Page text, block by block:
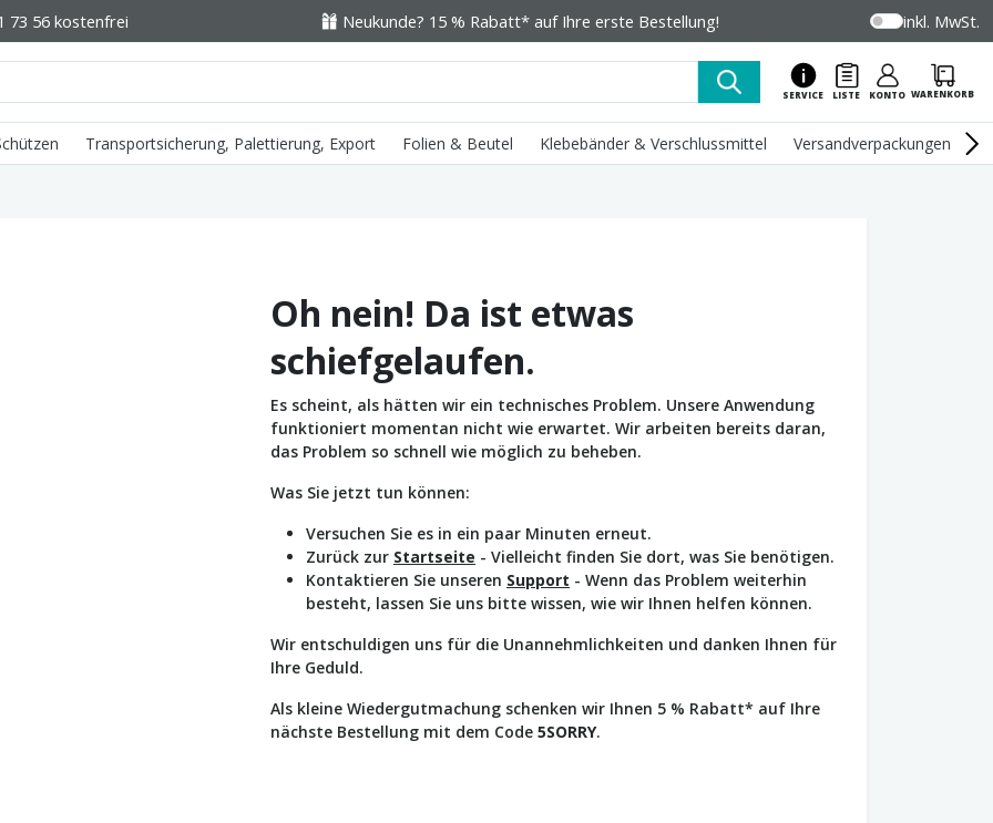
73 56 kostenfrei Neukunde? 15 % Rabatt* auf Ihre erste Bestellung! inkl. MwSt.
SERVICE LISTE KONTO WARENKORB
Transportsicherung, Palettierung, Export Folien & Beutel Klebebänder & Verschlussmittel Versandverpackungen
Oh nein! Da ist etwas
schiefgelaufen.
Es scheint, als hätten wir ein technisches Problem. Unsere Anwendung
funktioniert momentan nicht wie erwartet. Wir arbeiten bereits daran,
das Problem so schnell wie möglich zu beheben.
Was Sie jetzt tun können:
Versuchen Sie es in ein paar Minuten erneut.
Zurück zur Startseite - Vielleicht finden Sie dort, was Sie benötigen.
Kontaktieren Sie unseren Support - Wenn das Problem weiterhin
besteht, lassen Sie uns bitte wissen, wie wir Ihnen helfen können.
Wir entschuldigen uns für die Unannehmlichkeiten und danken Ihnen für
Ihre Geduld.
Als kleine Wiedergutmachung schenken wir Ihnen 5 % Rabatt* auf Ihre
nächste Bestellung mit dem Code 5SORRY.